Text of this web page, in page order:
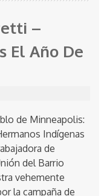
–
El Año De
de Minneapolis:
Indígenas
de
del Barrio
vehemente
la campaña de